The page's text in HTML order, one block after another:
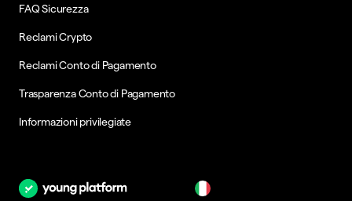
FAQ Sicurezza
Reclami Crypto
Reclami Conto di Pagamento
Trasparenza Conto di Pagamento
Informazioni privilegiate